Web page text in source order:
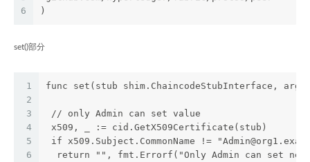
6
)
set()部分
1
2
3
4
5
6
func set(stub shim.ChaincodeStubInterface,
// only Admin can set value
x509, _ := cid.GetX509Certificate(stub)
if x509.Subject.CommonName !=
return "", fmt.Errorf("Only Admin can set new